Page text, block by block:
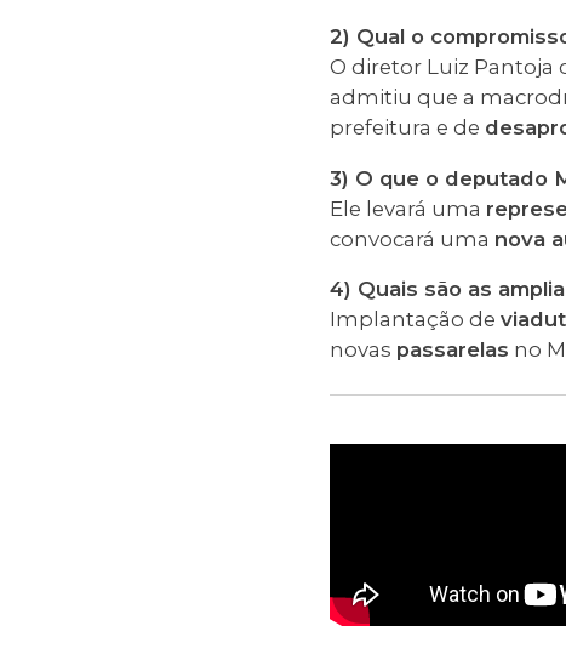
2) Qual o
O diretor Luiz Pantoja
admitiu que a
prefeitura e de
3) O que o deputado
Ele levará uma
convocará uma nova
4) Quais são as
Implantação de
novas passarelas no